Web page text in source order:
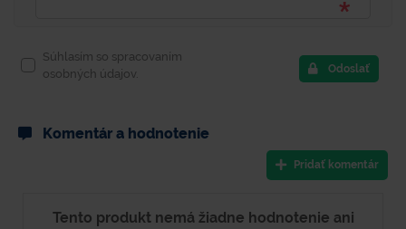
Súhlasím so spracovaním
osobných údajov.
Odoslať
Komentár a hodnotenie
Pridať komentár
Tento produkt nemá žiadne hodnotenie ani